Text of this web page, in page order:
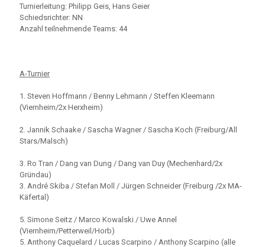
Turnierleitung: Philipp Geis, Hans Geier
Schiedsrichter: NN
Anzahl teilnehmende Teams: 44
A-Turnier
1. Steven Hoffmann / Benny Lehmann / Steffen Kleemann
(Viernheim/2x Herxheim)
2. Jannik Schaake / Sascha Wagner / Sascha Koch (Freiburg/All
Stars/Malsch)
3. Ro Tran / Dang van Dung / Dang van Duy (Mechenhard/2x
Gründau)
3. André Skiba / Stefan Moll / Jürgen Schneider (Freiburg /2x MA-
Käfertal)
5. Simone Seitz / Marco Kowalski / Uwe Annel
(Viernheim/Petterweil/Horb)
5. Anthony Caquelard / Lucas Scarpino / Anthony Scarpino (alle